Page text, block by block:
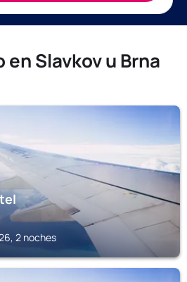
Slavkov u Brna
2 noches